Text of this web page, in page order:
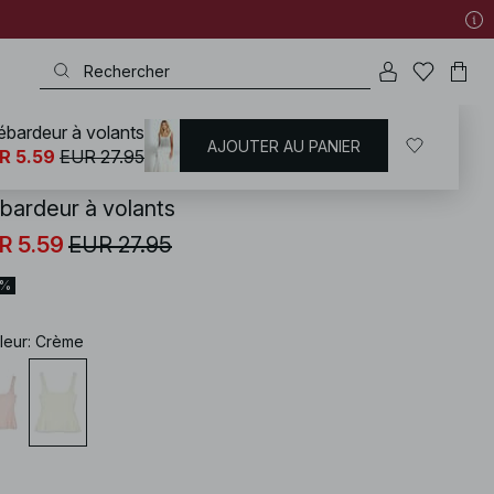
/ T-shirts | Tops / Hauts sans manches
à volants
5.59 EUR 27.95
: Crème
à volants
5.59 EUR 27.95 AJOUTER AU PANIER